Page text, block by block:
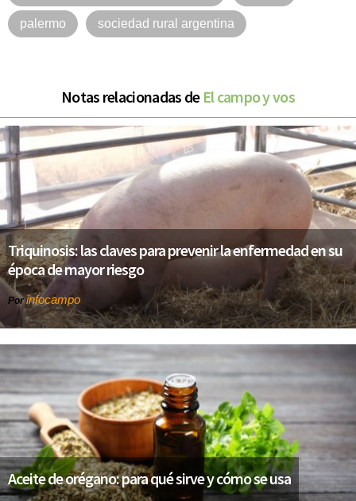
palermo sociedad rural argentina
Notas relacionadas de El campo y vos
Triquinosis: las claves para prevenir la enfermedad en su
época de mayor riesgo
Porinfocampo
Aceite de orégano: para qué sirve y cómo se usa